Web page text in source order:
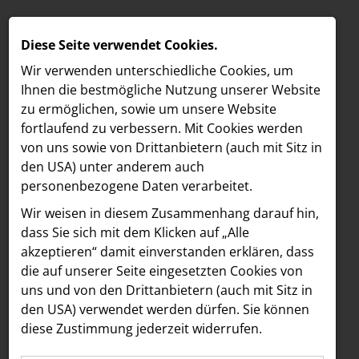
MELDUNGEN
LOEBELL NORDBERG
INNER
aehre
Astoria Artshow
B/S/H Hausgeräte
Meldungen / Forum Mineralwasser
MELDUNGSÜBERSICHT FORUM
MINERALWASSER
Alle 2026
16.03.2026 Forum Mineralwasser
Diese Seite verwendet Cookies.
Wir verwenden unterschiedliche Cookies, um
Ihnen die best­mögliche Nutzung unserer Website
zu ermöglichen, sowie um unsere Website
fortlaufend zu verbessern. Mit Cookies werden
von uns sowie von Drittanbietern (auch mit Sitz in
den USA) unter anderem auch
personenbezogene Daten verarbeitet.
Wir weisen in diesem Zusammenhang darauf hin,
dass Sie sich mit dem Klicken auf „Alle
akzeptieren“ damit ein­ver­standen erklären, dass
die auf unserer Seite eingesetzten Cookies von
uns und von den Drittanbietern (auch mit Sitz in
den USA) verwendet werden dürfen. Sie können
diese Zustimmung jederzeit widerrufen.